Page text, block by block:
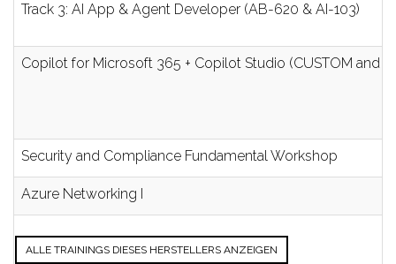
Track 3: AI App & Agent Developer (AB-620 & AI-103)
Copilot for Microsoft 365 + Copilot Studio (CUSTOM and
Security and Compliance Fundamental Workshop
Azure Networking I
ALLE TRAININGS DIESES HERSTELLERS ANZEIGEN